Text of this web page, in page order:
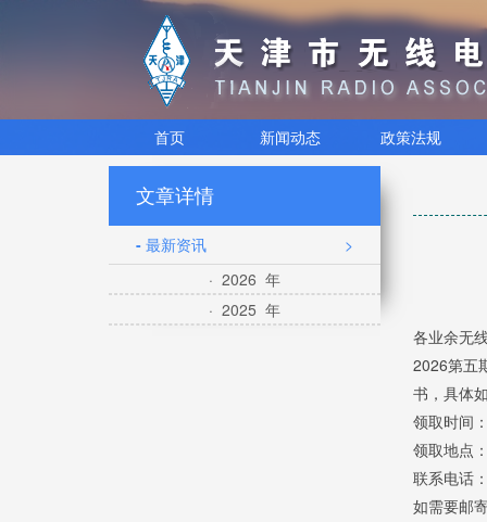
首页 新闻动态 政策法规
文章详情
- 最新资讯
>
· 2026 年
· 2025 年
各业余无
2026第五
书，具体
领取时间
领取地点
联系电话
如需要邮